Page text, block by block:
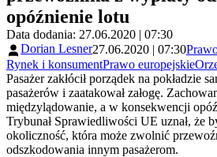
opóźnienie lotu
Data dodania: 27.06.2020 | 07:30
Dorian Lesner27.06.2020 | 07:30
Rynek i konsumentPrawo europejskie
Pasażer zakłócił porządek na pokładzie
pasażerów i zaatakował załogę.
międzylądowanie, a w konsekwencji
Trybunał Sprawiedliwości UE uznał, że
okoliczność, która może zwolnić
odszkodowania innym pasażerom.